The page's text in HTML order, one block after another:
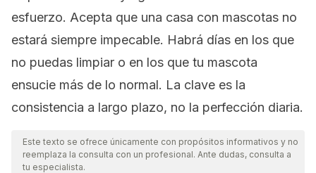
esfuerzo. Acepta que una casa con mascotas no
estará siempre impecable. Habrá días en los que
no puedas limpiar o en los que tu mascota
ensucie más de lo normal. La clave es la
consistencia a largo plazo, no la perfección diaria.
Este texto se ofrece únicamente con propósitos informativos y no
reemplaza la consulta con un profesional. Ante dudas, consulta a
tu especialista.